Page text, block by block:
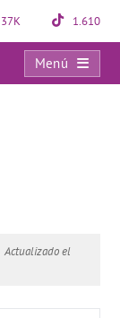
37K 1.610
Menú
Actualizado el